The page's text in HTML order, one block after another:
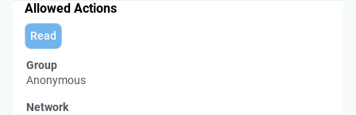
Allowed Actions
Read
Group
Anonymous
Network